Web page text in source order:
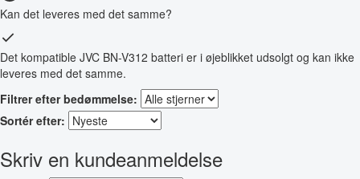
Kan det leveres med det samme?
Det kompatible JVC BN-V312 batteri er i øjeblikket udsolgt og kan ikke
leveres med det samme.
Filtrer efter bedømmelse:
Sortér efter:
Skriv en kundeanmeldelse